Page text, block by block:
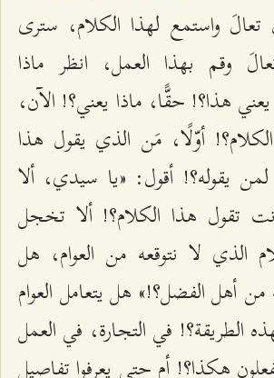
واستمع لهذا الكلام، سترى
وقم بهذا العمل، انظر ماذا
هذا؟! حقًّا، ماذا يعني؟! الآن،
أوّلًا، مَن الذي يقول هذا
لمن يقوله؟! أقول: «يا سيدي، ألا
تقول هذا الكلام؟! ألا تخجل
الذي لا نتوقعه من العوام، هل
أهل الفضل؟!» هل يتعامل العوام
الطريقة؟! في التجارة، في العمل
هكذا؟! أم حتى يعرفوا تفاصيل